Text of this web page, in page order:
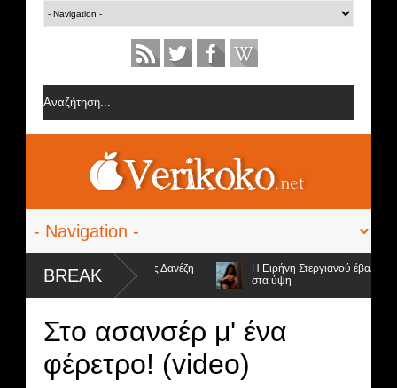
BREAK
από την ομάδα της Σοφίας Δανέζη
Η Ειρήνη Στεργιανού έβαλε τα...
στα ύψη
Στο ασανσέρ μ' ένα
φέρετρο! (video)